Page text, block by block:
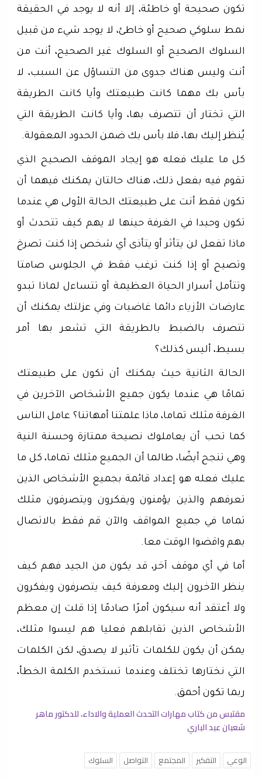
تكون صحيحة أو خاطئة، إلا أنه لا يوجد في الحقيقة
نمط سلوكي صحيح أو خاطئ، لا يوجد شيء من قبيل
السلوك الصحيح أو السلوك غير الصحيح، أنت من
أنت وليس هناك جدوى من التساؤل عن السبب، لا
بأس بك مهما كانت طبيعتك وأيا كانت الطريقة
التي تختار أن تتصرف بها، وأيا كانت الطريقة التي
يُنظر إليك بها، فلا بأس بك ضمن الحدود المعقولة.
كل ما عليك فعله هو إيجاد الموقف الصحيح الذي
تقوم فيه بفعل ذلك، هناك حالتان يمكنك فيهما أن
تكون فقط أنت على طبيعتك الحالة الأولى هي عندما
تكون وحيدا في الغرفة حينها لا يهم كيف تتحدث أو
ماذا تفعل لن يتأثر أو يتأذى أي شخص إذا كنت تصرخ
وتصيح أو إذا كنت ترغب فقط في الجلوس صامتا
وتتأمل أسرار الحياة العظيمة أو تتساءل لماذا تبدو
عارضات الأزياء دائما غاضبات وفي عزلتك يمكنك أن
تتصرف بالضبط بالطريقة التي تشعر بها أمر
بسيط، أليس كذلك؟
الحالة الثانية حيث يمكنك أن تكون على طبيعتك
تمامًا هي عندما يكون جميع الأشخاص الآخرين في
الغرفة مثلك تماما، ماذا علمتنا أمهاتنا؟ عامل الناس
كما تحب أن يعاملوك نصيحة ممتازة وحسنة النية
وهي تنجح أيضًا، طالما أن الجميع مثلك تماما، كل ما
عليك فعله هو إعداد قائمة بجميع الأشخاص الذين
تعرفهم والذين يؤمنون ويفكرون ويتصرفون مثلك
تماما في جميع المواقف والآن قم فقط بالاتصال
بهم واقضوا الوقت معا.
أما في أي موقف آخر، قد يكون من الجيد فهم كيف
ينظر الآخرون إليك ومعرفة كيف يتصرفون ويفكرون
ولا أعتقد أنه سيكون أمرًا صادمًا إذا قلت إن معظم
الأشخاص الذين تقابلهم فعليا هم ليسوا مثلك،
يمكن أن يكون للكلمات تأثير لا يصدق، لكن الكلمات
التي نختارها تختلف وعندما تستخدم الكلمة الخطأ،
ربما تكون أحمق.
مقتبس من كتاب مهارات التحدث العملية والاداء، للدكتور ماهر
شعبان عبد الباري
الوعي التفكير المجتمع التواصل السلوك